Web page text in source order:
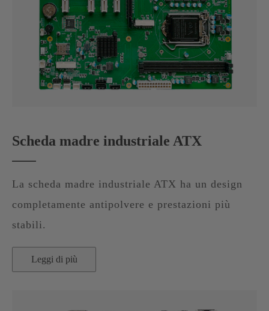
Scheda madre industriale ATX
La scheda madre industriale ATX ha un design
completamente antipolvere e prestazioni più
stabili.
Leggi di più